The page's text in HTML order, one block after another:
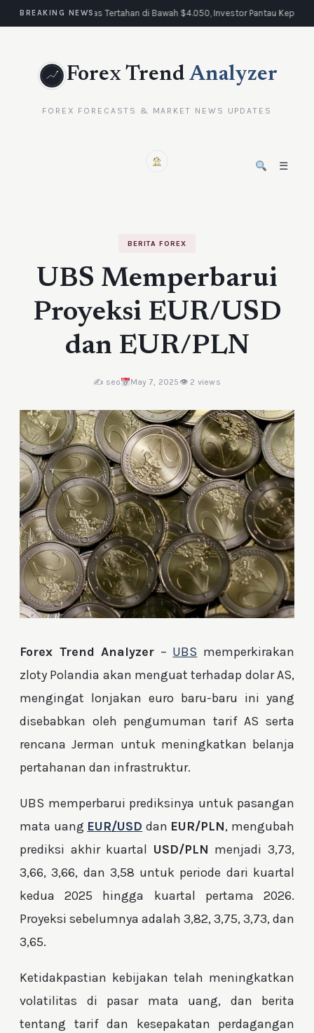
BREAKING NEWSEmas Tertahan di Bawah $4.050, Investor Pantau
Forex Trend Analyzer
FOREX FORECASTS & MARKET NEWS UPDATES
☰
BERITA FOREX
UBS Memperbarui
Proyeksi EUR/USD
dan EUR/PLN
✍️ seo May 7, 2025 👁 2 views
Forex Trend Analyzer – UBS memperkirakan
zloty Polandia akan menguat terhadap dolar AS,
mengingat lonjakan euro baru-baru ini yang
disebabkan oleh pengumuman tarif AS serta
rencana Jerman untuk meningkatkan belanja
pertahanan dan infrastruktur.
UBS memperbarui prediksinya untuk pasangan
mata uang EUR/USD dan EUR/PLN, mengubah
prediksi akhir kuartal USD/PLN menjadi 3,73,
3,66, 3,66, dan 3,58 untuk periode dari kuartal
kedua 2025 hingga kuartal pertama 2026.
Proyeksi sebelumnya adalah 3,82, 3,75, 3,73, dan
3,65.
Ketidakpastian kebijakan telah meningkatkan
volatilitas di pasar mata uang, dan berita
tentang tarif dan kesepakatan perdagangan